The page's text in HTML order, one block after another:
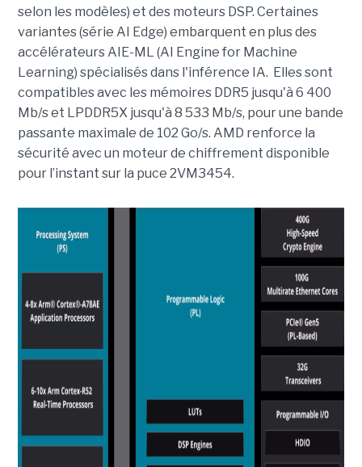
selon les modèles) et des moteurs DSP. Certaines
variantes (série AI Edge) embarquent en plus des
accélérateurs AIE-ML (AI Engine for Machine
Learning) spécialisés dans l'inférence IA. Elles sont
compatibles avec les mémoires DDR5 jusqu'à 6 400
Mb/s et LPDDR5X jusqu'à 8 533 Mb/s, pour une bande
passante maximale de 102 Go/s. AMD renforce la
sécurité avec un moteur de chiffrement disponible
pour l’instant sur la puce 2VM3454.